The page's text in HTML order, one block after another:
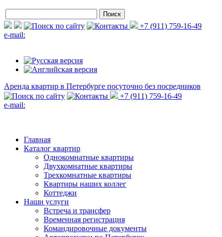
+7 (911) 759-16-49
e-mail:
Аренда квартир в Петербурге посуточно без посредников
+7 (911) 759-16-49
e-mail:
Главная
Каталог квартир
Однокомнатные квартиры
Двухкомнатные квартиры
Трехкомнатные квартиры
Квартиры наших коллег
Коттеджи
Наши услуги
Встреча и трансфер
Временная регистрация
Командировочные документы